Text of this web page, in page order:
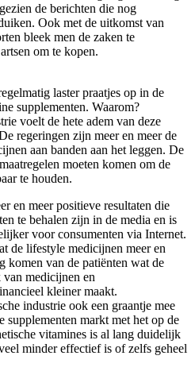
de berichten die nog
Ook met de uitkomst van
bleek men de zaken te
om te kopen.
laster praatjes op in de
supplementen. Waarom?
voelt de hete adem van deze
regeringen zijn meer en meer de
aan banden aan het leggen. De
moeten komen om de
te houden.
en meer positieve resultaten die
te behalen zijn in de media en is
voor consumenten via Internet.
de lifestyle medicijnen meer en
komen van de patiënten wat de
van medicijnen en
kleiner maakt.
industrie ook een graantje mee
supplementen markt met het op de
vitamines is al lang duidelijk
minder effectief is of zelfs geheel